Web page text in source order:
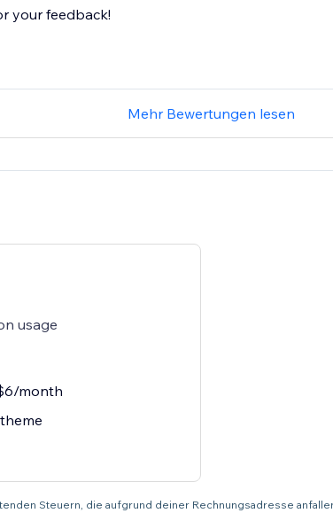
your feedback!
Mehr Bewertungen lesen
usage
month
Steuern, die aufgrund deiner Rechnungsadresse